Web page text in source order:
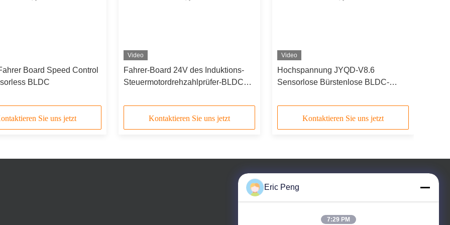
Board Speed Control
BLDC
Sie uns jetzt
Video
Fahrer-Board 24V des Induktions-
Steuermotordrehzahlprüfer-BLDC
Kontaktieren Sie uns jetzt
Video
Hochspannung JYQD-V8.6
Sensorlose Bürstenlose BLDC-
Kontaktieren Sie uns jetzt
Eric Peng
7:29 PM